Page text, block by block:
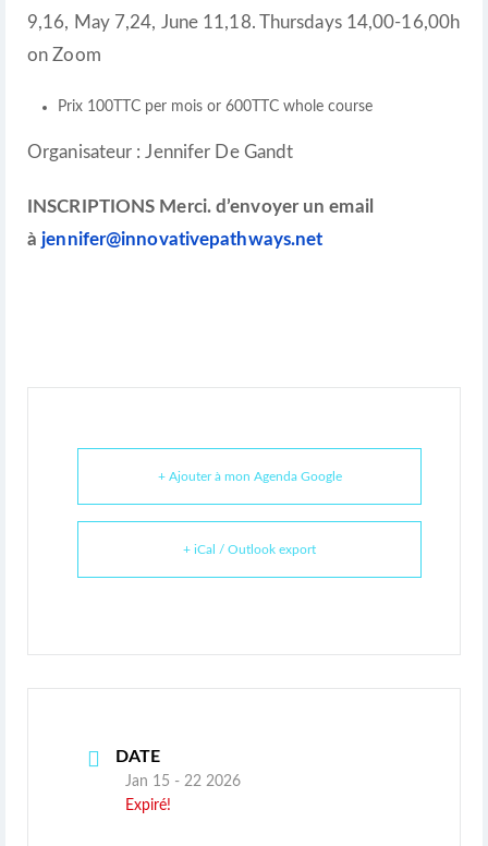
9,16, May 7,24, June 11,18. Thursdays 14,00-16,00h
on Zoom
Prix 100TTC per mois or 600TTC whole course
Organisateur : Jennifer De Gandt
INSCRIPTIONS Merci. d’envoyer un email
àjennifer@innovativepathways.net
+ Ajouter à mon Agenda Google
+ iCal / Outlook export
DATE
Jan 15 - 22 2026
Expiré!